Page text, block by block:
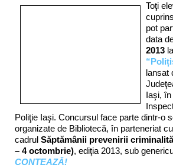
Toţi
pot
data
2013 la
lansat
Iaşi,
Poliţie Iaşi. Concursul face parte dintr-o
organizate de Bibliotecă, în parteneriat
cadrul Săptămânii prevenirii
– 4 octombrie), ediţia 2013, sub
CONTEAZĂ!